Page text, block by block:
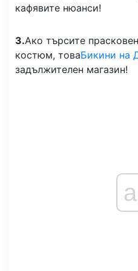
кафявите нюанси!
3.Ако търсите
костюм, товаБикини на
задължителен магазин!